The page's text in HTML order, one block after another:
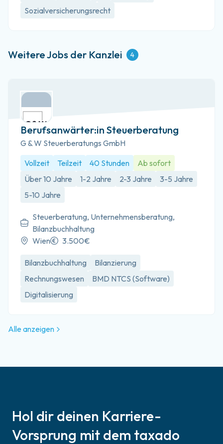
Sozialversicherungsrecht
Weitere Jobs der Kanzlei 4
Berufsanwärter:in Steuerberatung
G & W Steuerberatungs GmbH
Vollzeit
Teilzeit 40 Stunden
Ab sofort
Über 10 Jahre
1-2 Jahre 2-3 Jahre
3-5 Jahre
5-10 Jahre
Steuerberatung, Unternehmensberatung,
Bilanzbuchhaltung
Wien
3.500€
Bilanzbuchhaltung
Bilanzierung
Rechnungswesen
BMD NTCS (Software)
Digitalisierung
Alle anzeigen
Hol dir deinen Karriere-
Vorsprung mit dem taxado